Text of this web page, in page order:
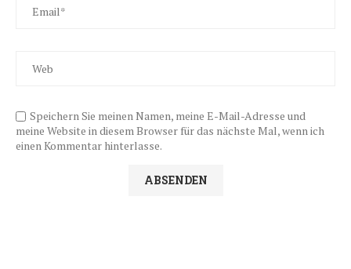
Speichern Sie meinen Namen, meine E-Mail-Adresse und
meine Website in diesem Browser für das nächste Mal, wenn ich
einen Kommentar hinterlasse.